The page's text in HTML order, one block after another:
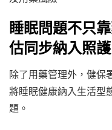
睡眠問題不只
估同步納入照護
除了用藥管理外，健保
將睡眠健康納入生活型
題。